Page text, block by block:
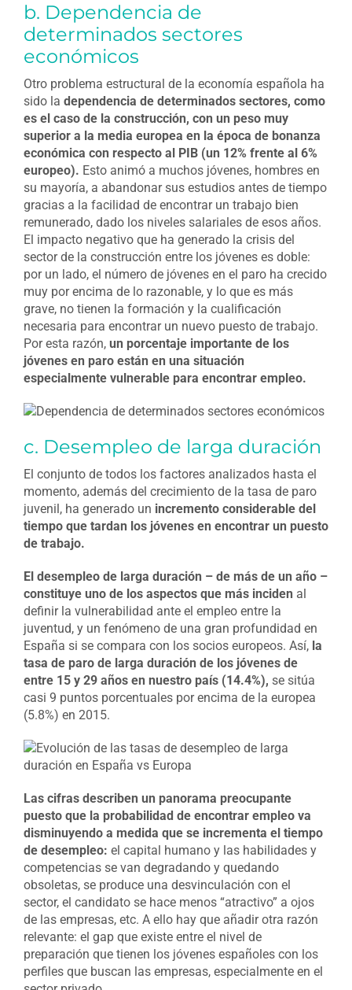
b. Dependencia de
determinados sectores
económicos
Otro problema estructural de la economía española ha
sido la dependencia de determinados sectores, como
es el caso de la construcción, con un peso muy
superior a la media europea en la época de bonanza
económica con respecto al PIB (un 12% frente al 6%
europeo). Esto animó a muchos jóvenes, hombres en
su mayoría, a abandonar sus estudios antes de tiempo
gracias a la facilidad de encontrar un trabajo bien
remunerado, dado los niveles salariales de esos años.
El impacto negativo que ha generado la crisis del
sector de la construcción entre los jóvenes es doble:
por un lado, el número de jóvenes en el paro ha crecido
muy por encima de lo razonable, y lo que es más
grave, no tienen la formación y la cualificación
necesaria para encontrar un nuevo puesto de trabajo.
Por esta razón,un porcentaje importante de los
jóvenes en paro están en una situación
especialmente vulnerable para encontrar empleo.
c. Desempleo de larga duración
El conjunto de todos los factores analizados hasta el
momento, además del crecimiento de la tasa de paro
juvenil, ha generado un incremento considerable del
tiempo que tardan los jóvenes en encontrar un puesto
de trabajo.
El desempleo de larga duración – de más de un año –
constituye uno de los aspectos que más inciden al
definir la vulnerabilidad ante el empleo entre la
juventud, y un fenómeno de una gran profundidad en
España si se compara con los socios europeos. Así, la
tasa de paro de larga duración de los jóvenes de
entre 15 y 29 años en nuestro país (14.4%), se sitúa
casi 9 puntos porcentuales por encima de la europea
(5.8%) en 2015.
Las cifras describen un panorama preocupante
puesto que la probabilidad de encontrar empleo va
disminuyendo a medida que se incrementa el tiempo
de desempleo: el capital humano y las habilidades y
competencias se van degradando y quedando
obsoletas, se produce una desvinculación con el
sector, el candidato se hace menos “atractivo” a ojos
de las empresas, etc. A ello hay que añadir otra razón
relevante: el gap que existe entre el nivel de
preparación que tienen los jóvenes españoles con los
perfiles que buscan las empresas, especialmente en el